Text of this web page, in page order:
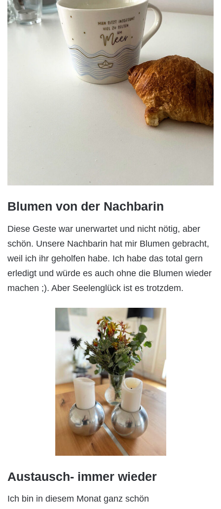
Blumen von der Nachbarin
Diese Geste war unerwartet und nicht nötig, aber
schön. Unsere Nachbarin hat mir Blumen gebracht,
weil ich ihr geholfen habe. Ich habe das total gern
erledigt und würde es auch ohne die Blumen wieder
machen ;). Aber Seelenglück ist es trotzdem.
Austausch- immer wieder
Ich bin in diesem Monat ganz schön